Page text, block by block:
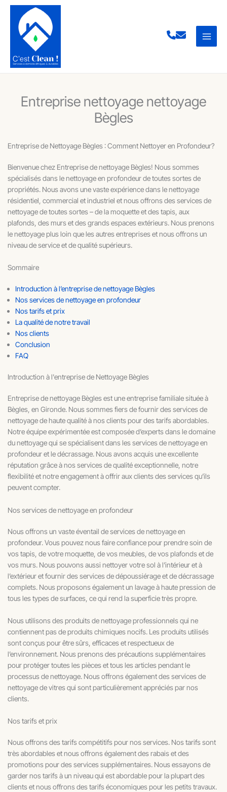
Aller
contenu
Entreprise nettoyage nettoyage
Bègles
Entreprise de Nettoyage Bègles : Comment Nettoyer en Profondeur?
Bienvenue chez Entreprise de nettoyage Bègles! Nous sommes
spécialisés dans le nettoyage en profondeur de toutes sortes de
propriétés. Nous avons une vaste expérience dans le nettoyage
résidentiel, commercial et industriel et nous offrons des services de
nettoyage de toutes sortes – de la moquette et des tapis, aux
plafonds, des murs et des grands espaces extérieurs. Nous prenons
le nettoyage plus loin que les autres entreprises et nous offrons un
niveau de service et de qualité supérieurs.
Sommaire
Introduction à l’entreprise de nettoyage Bègles
Nos services de nettoyage en profondeur
Nos tarifs et prix
La qualité de notre travail
Nos clients
Conclusion
FAQ
Introduction à l'entreprise de Nettoyage Bègles
Entreprise de nettoyage Bègles est une entreprise familiale située à
Bègles, en Gironde. Nous sommes fiers de fournir des services de
nettoyage de haute qualité à nos clients pour des tarifs abordables.
Notre équipe expérimentée est composée d’experts dans le domaine
du nettoyage qui se spécialisent dans les services de nettoyage en
profondeur et le décrassage. Nous avons acquis une excellente
réputation grâce à nos services de qualité exceptionnelle, notre
flexibilité et notre engagement à offrir aux clients des services qu’ils
peuvent compter.
Nos services de nettoyage en profondeur
Nous offrons un vaste éventail de services de nettoyage en
profondeur. Vous pouvez nous faire confiance pour prendre soin de
vos tapis, de votre moquette, de vos meubles, de vos plafonds et de
vos murs. Nous pouvons aussi nettoyer votre sol à l’intérieur et à
l’extérieur et fournir des services de dépoussiérage et de décrassage
complets. Nous proposons également un lavage à haute pression de
tous les types de surfaces, ce qui rend la superficie très propre.
Nous utilisons des produits de nettoyage professionnels qui ne
contiennent pas de produits chimiques nocifs. Les produits utilisés
sont conçus pour être sûrs, efficaces et respectueux de
l’environnement. Nous prenons des précautions supplémentaires
pour protéger toutes les pièces et tous les articles pendant le
processus de nettoyage. Nous offrons également des services de
nettoyage de vitres qui sont particulièrement appréciés par nos
clients.
Nos tarifs et prix
Nous offrons des tarifs compétitifs pour nos services. Nos tarifs sont
très abordables et nous offrons également des rabais et des
promotions pour des services supplémentaires. Nous essayons de
garder nos tarifs à un niveau qui est abordable pour la plupart des
clients et nous offrons des tarifs économiques pour les petits travaux.